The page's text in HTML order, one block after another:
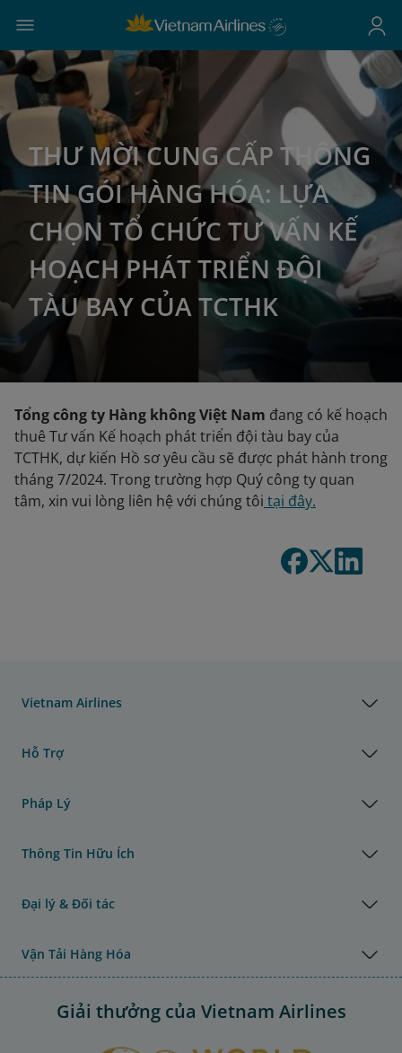
THƯ MỜI CUNG CẤP THÔNG
TIN GÓI HÀNG HÓA: LỰA
CHỌN TỔ CHỨC TƯ VẤN KẾ
HOẠCH PHÁT TRIỂN ĐỘI
TÀU BAY CỦA TCTHK
Tổng công ty Hàng không Việt Nam đang có kế hoạch
thuê Tư vấn Kế hoạch phát triển đội tàu bay của
TCTHK, dự kiến Hồ sơ yêu cầu sẽ được phát hành trong
tháng 7/2024. Trong trường hợp Quý công ty quan
tâm, xin vui lòng liên hệ với chúng tôi tại đây.
Vietnam Airlines
Hỗ Trợ
Pháp Lý
Thông Tin Hữu Ích
Đại lý & Đối tác
Vận Tải Hàng Hóa
Giải thưởng của Vietnam Airlines